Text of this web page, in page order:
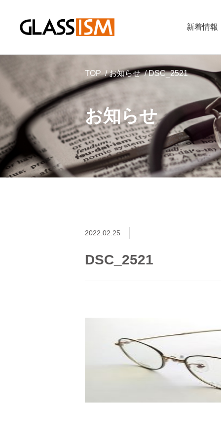
新着情報
お知らせ
TOP お知らせ DSC_2521
2022.02.25
DSC_2521